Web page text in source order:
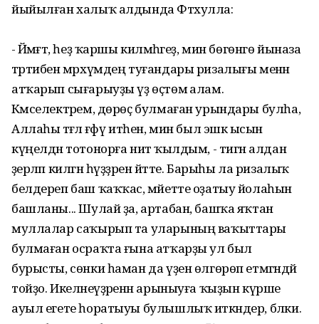
йыйылған халыҡ алдында Фәтхулла:
- Йәмәғәт, һеҙ ҡаршы килмәһәгеҙ, мин бөгөнгө йыназа
тәртибен мәрхүмдең туғандары ризалығы менән
атҡарып сығарыуҙы үҙ өҫтөмә алам.
Кәмселектәрем, дөрөҫ булмаған урындары булһа,
Аллаһы тәғәлә ғәфү итһен, мин был эшкә ысын
күңелдән тотонорға ниәт ҡылдым, - тигән алдан
әҙерләп килгән һүҙҙәрен әйтте. Барыһы ла ризалыҡ
белдереп баш ҡаҡҡас, мәйетте оҙатыу йолаһын
башланы... Шулай ҙа, артабан, башҡа яҡтан
муллалар саҡырып та уларының ваҡыттары
булмаған осраҡта ғына атҡарҙы ул был
бурысты, сөнки һаман да үҙен өлгөрөп етмәгәндәй
тойҙо. Икеләнеүҙәренән арыныуға ҡыҙын күрше
ауыл егете һоратыуы булышлыҡ иткәндер, бәлки.